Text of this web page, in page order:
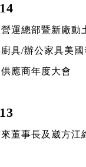
運總部暨新廠動
具/辦公家具美
應商年度大會
董事長及崴方江